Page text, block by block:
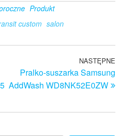
Produkt
custom salon
NASTĘPNE
Pralko-suszarka Samsung
AddWash WD8NK52E0ZW